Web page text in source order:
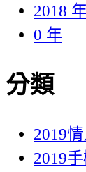
2018
0 年
分類
2019
2019